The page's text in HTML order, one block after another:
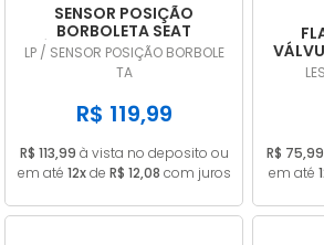
SENSOR POSIÇÃO
BORBOLETA SEAT
CÓRDOBA 1.8 1995 A 1999
TPS DIGITAL LP707
LP / SENSOR POSIÇÃO BORBOLE
TA
R$ 119,99
R$ 113,99 à vista no deposito ou
em até 12xde R$ 12,08 com juros
R$ 75,99
em até